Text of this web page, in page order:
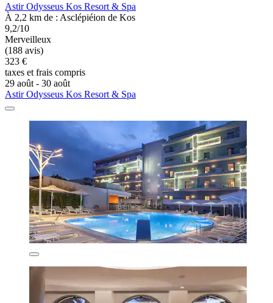
Astir Odysseus Kos Resort & Spa
À 2,2 km de : Asclépiéion de Kos
9,2/10
Merveilleux
(188 avis)
323 €
taxes et frais compris
29 août - 30 août
Astir Odysseus Kos Resort & Spa